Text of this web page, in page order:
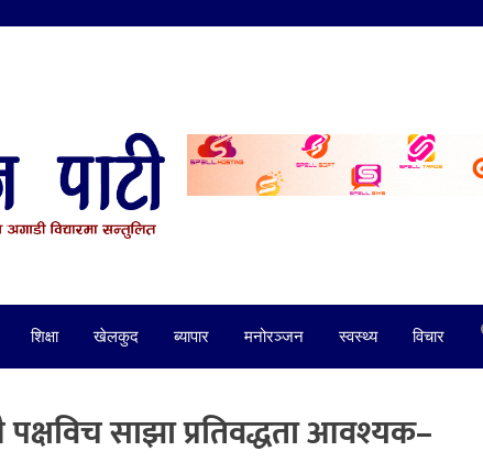
शिक्षा खेलकुद ब्यापार मनोरञ्जन स्वस्थ्य विचार
साझा प्रतिवद्धता आवश्यक–